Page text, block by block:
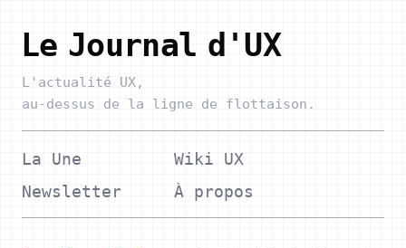
Le Journal d'UX
L'actualité UX,
au-dessus de la ligne de flottaison.
La Une
Wiki UX
Newsletter
À propos